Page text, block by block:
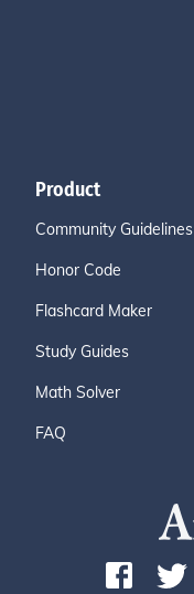
Product
Community Guidelines
Honor Code
Flashcard Maker
Study Guides
Math Solver
FAQ